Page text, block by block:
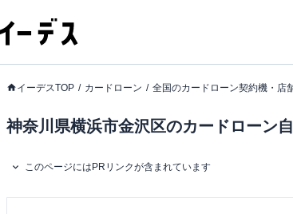
イーデスTOP カードローン 全国のカードローン契約機・店
神奈川県横浜市金沢区のカードローン
このページにはPRリンクが含まれています